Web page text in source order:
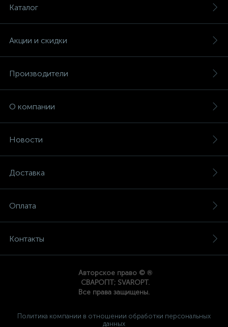
Каталог
Акции и скидки
Производители
О компании
Новости
Доставка
Оплата
Контакты
Авторское право © ®
СВАРОПТ; SVAROPT.
Все права защищены.
Политика компании в отношении обработки персональных
данных